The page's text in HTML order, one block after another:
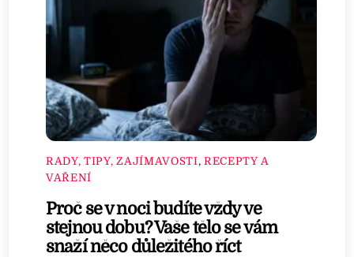
RADY, TIPY, ZAJÍMAVOSTI, RECEPTY A
VAŘENÍ
Proč se v noci budíte vždy ve
stejnou dobu? Vaše tělo se vám
snaží něco důležitého říct